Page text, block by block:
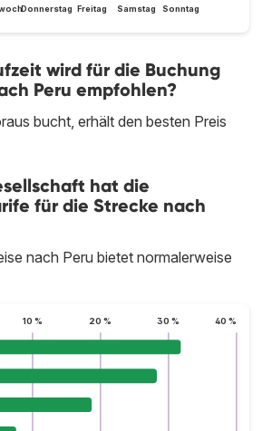
Donnerstag Freitag Samstag Sonntag
wird für die Buchung
Peru empfohlen?
bucht, erhält den besten Preis
hat die
für die Strecke nach
nach Peru bietet normalerweise
10 % 20 % 30 % 40 %